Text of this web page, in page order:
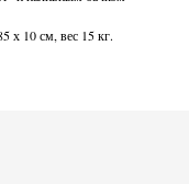
х 10 см, вес 15 кг.